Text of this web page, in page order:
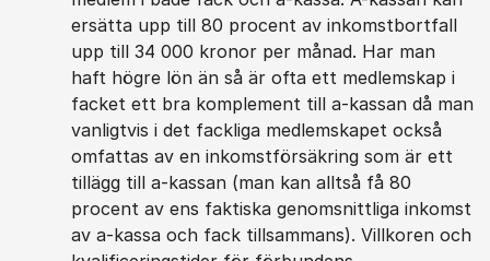
ersätta upp till 80 procent av inkomstbortfall
upp till 34 000 kronor per månad. Har man
haft högre lön än så är ofta ett medlemskap i
facket ett bra komplement till a-kassan då man
vanligtvis i det fackliga medlemskapet också
omfattas av en inkomstförsäkring som är ett
tillägg till a-kassan (man kan alltså få 80
procent av ens faktiska genomsnittliga inkomst
av a-kassa och fack tillsammans). Villkoren och